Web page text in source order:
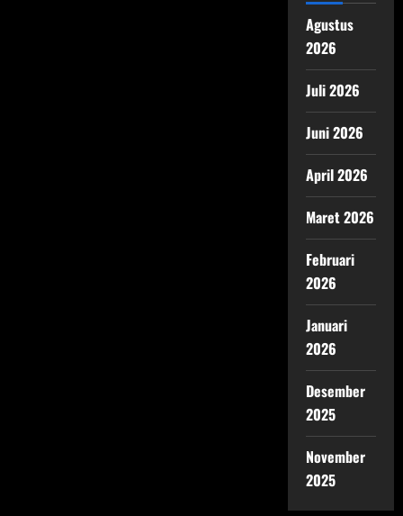
Agustus
2026
Juli 2026
Juni 2026
April 2026
Maret 2026
Februari
2026
Januari
2026
Desember
2025
November
2025